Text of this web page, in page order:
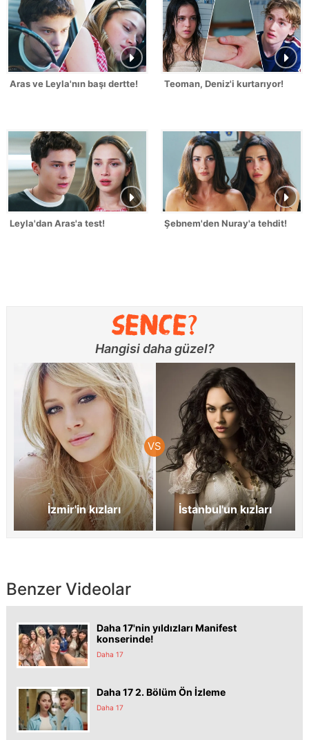
Aras ve Leyla'nın başı dertte! Teoman, Deniz'i kurtarıyor!
Leyla'dan Aras'a test! Şebnem'den Nuray'a tehdit!
Hangisi daha güzel?
İzmir'in kızları İstanbul'un kızları
Benzer Videolar
Daha 17'nin yıldızları Manifest
konserinde!
Daha 17
Daha 17 2. Bölüm Ön İzleme
Daha 17